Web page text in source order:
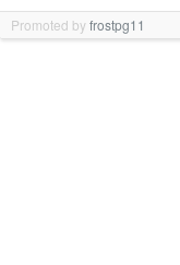
Promoted byfrostpg11